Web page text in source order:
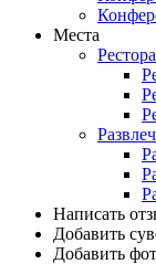
Места
Написать
Добавить
Добавить